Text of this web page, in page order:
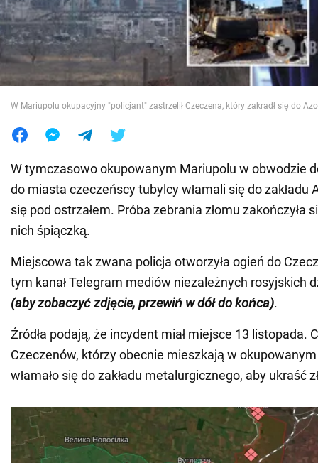
Wojna na Ukrainie
Świat
Jedzenie
W Mariupolu okupacyjny "policjant" zastrzelił Czeczena, który zakradł się do
W tymczasowo okupowanym Mariupolu w obwodzie
do miasta czeczeńscy tubylcy włamali się do zakładu
się pod ostrzałem. Próba zebrania złomu zakończyła
nich śpiączką.
Miejscowa tak zwana policja otworzyła ogień do
tym kanał Telegram mediów niezależnych rosyjskich
(aby zobaczyć zdjęcie, przewiń w dół do końca).
Źródła podają, że incydent miał miejsce 13 listopada.
Czeczenów, którzy obecnie mieszkają w
włamało się do zakładu metalurgicznego, aby ukraść